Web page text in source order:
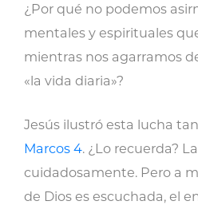
¿Por qué no podemos
mentales y espirituales
mientras nos agarramos
«la vida diaria»?
Jesús ilustró esta lucha
Marcos 4. ¿Lo recuerda?
cuidadosamente. Pero a
de Dios es escuchada, el